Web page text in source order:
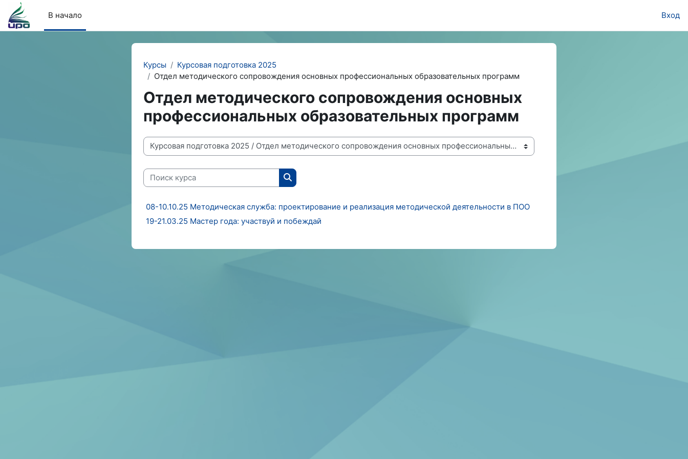
Перейти к основному содержанию
В начало
Вход
Курсы
Курсовая подготовка 2025
Отдел методического сопровождения основных профессиональных образовательных программ
Отдел методического сопровождения основных
профессиональных образовательных программ
Категории курсов
Поиск курса
Поиск курса
08-10.10.25 Методическая служба: проектирование и реализация методической деятельности в ПОО
19-21.03.25 Мастер года: участвуй и побеждай